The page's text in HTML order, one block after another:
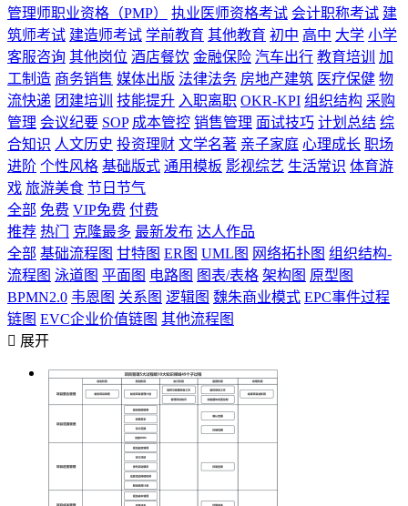
管理师职业资格（PMP）
执业医师资格考试 会计职称考试 建
筑师考试 建造师考试 学前教育 其他教育 初中 高中 大学 小学
客服咨询 其他岗位 酒店餐饮 金融保险 汽车出行 教育培训
加
工制造 商务销售 媒体出版 法律法务 房地产建筑 医疗保健 物
流快递 团建培训 技能提升 入职离职 OKR-KPI 组织结构 采购
管理 会议纪要 SOP 成本管控 销售管理 面试技巧 计划总结 综
合知识 人文历史 投资理财 文学名著 亲子家庭 心理成长 职场
进阶 个性风格 基础版式 通用模板 影视综艺 生活常识 体育游
戏 旅游美食 节日节气
全部 免费 VIP免费 付费
推荐 热门 克隆最多 最新发布 达人作品
全部 基础流程图 甘特图 ER图 UML图 网络拓扑图 组织结构-
流程图 泳道图 平面图 电路图 图表/表格 架构图 原型图
BPMN2.0 韦恩图 关系图 逻辑图 魏朱商业模式 EPC事件过程
链图 EVC企业价值链图 其他流程图
 展开